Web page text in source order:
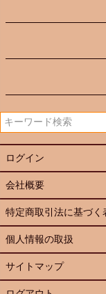
ログイン
会社概要
特定商取引法に基づく
個人情報の取扱
サイトマップ